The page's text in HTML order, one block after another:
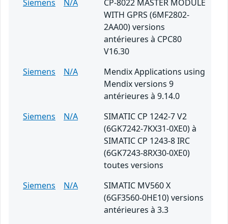
Siemens
N/A
CP-8022 MASTER MODULE
WITH GPRS (6MF2802-
2AA00) versions
antérieures à CPC80
V16.30
Siemens
N/A
Mendix Applications using
Mendix versions 9
antérieures à 9.14.0
Siemens
N/A
SIMATIC CP 1242-7 V2
(6GK7242-7KX31-0XE0) à
SIMATIC CP 1243-8 IRC
(6GK7243-8RX30-0XE0)
toutes versions
Siemens
N/A
SIMATIC MV560 X
(6GF3560-0HE10) versions
antérieures à 3.3